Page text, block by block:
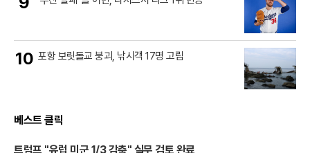
10 포항 보릿돌교 붕괴, 낚시객 17명 고립
베스트 클릭
트럼프 "유럽 미군 1/3 감축" 실무 검토 완료